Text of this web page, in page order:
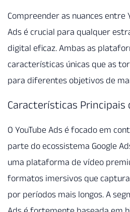
Compreender as nuances entre
Ads é crucial para qualquer
digital eficaz. Ambas as
características únicas que as
para diferentes objetivos de
Características Principais
O YouTube Ads é focado em
parte do ecossistema Google
uma plataforma de vídeo
formatos imersivos que
por períodos mais longos. A